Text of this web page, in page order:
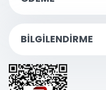
BİLGİLENDİRME